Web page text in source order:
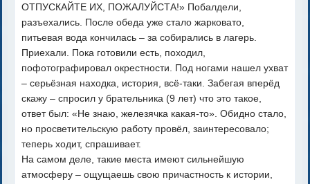
ОТПУСКАЙТЕ ИХ, ПОЖАЛУЙСТА!» Побалдели,
разъехались. После обеда уже стало жарковато,
питьевая вода кончилась – за собирались в лагерь.
Приехали. Пока готовили есть, походил,
пофотографировал окрестности. Под ногами нашел ухват
– серьёзная находка, история, всё-таки. Забегая вперёд
скажу – спросил у брательника (9 лет) что это такое,
ответ был: «Не знаю, железячка какая-то». Обидно стало,
но просветительскую работу провёл, заинтересовало;
теперь ходит, спрашивает.
На самом деле, такие места имеют сильнейшую
атмосферу – ощущаешь свою причастность к истории,